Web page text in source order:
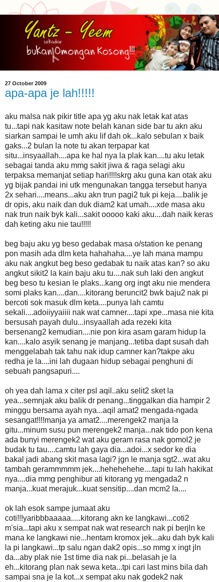
27 October 2009
apa-apa je lah!!!!!
aku malsa nak pikir title apa yg aku nak letak kat atas
tu...tapi nak kasitaw note belah kanan side bar tu akn aku
siarkan sampai le umh aku lif dah ok...kalo sebulan x baik
gaks...2 bulan la note tu akan terpapar kat
situ...insyaallah....apa ke hal nya la plak kan....tu aku letak
sebagai tanda aku mmg sakit jiwa & raga selagi aku
terpaksa memanjat setiap hari!!!!skrg aku guna kan otak aku
yg bijak pandai ini utk mengunakan tangga tersebut hanya
2x sehari....means...aku akn trun pagi2 tuk pi keja....balik je
dr opis, aku naik dan duk diam2 kat umah....xde masa aku
nak trun naik byk kali...sakit ooooo kaki aku....dah naik keras
dah keting aku nie tau!!!!!
beg baju aku yg beso gedabak masa o/station ke penang
pon masih ada dlm keta hahahaha....ye lah mana mampu
aku nak angkut beg beso gedabak tu naik atas kan? so aku
angkut sikit2 la kain baju aku tu....nak suh laki den angkut
beg beso tu kesian le plaks...kang org ingt aku nie mendera
somi plaks kan....dan....kitorang beruncit2 bwk baju2 nak pi
bercoti sok masuk dlm keta....punya lah camtu
sekali....adoiiyyaiiii nak wat camner....tapi xpe...masa nie kita
bersusah payah dulu...insyaallah ada rezeki kita
bersenang2 kemudian....nie pon kira asam garam hidup la
kan....kalo asyik senang je manjang...tetiba dapt susah dah
menggelabah tak tahu nak idup camner kan?takpe aku
redha je la....ini lah dugaan hidup sebagai penghuni di
sebuah pangsapuri....
oh yea dah lama x citer psl aqil..aku selit2 sket la
yea...semnjak aku balik dr penang...tinggalkan dia hampir 2
minggu bersama ayah nya...aqil amat2 mengada-ngada
sesangat!!!!manja ya amat2....merengek2 manja la
gitu...minum susu pun merengek2 manja...nak tido pon kena
ada bunyi merengek2 wat aku geram rasa nak gomol2 je
budak tu tau....camtu lah gaya dia...adoi...x sedor ke dia
bakal jadi abang skit masa lagi? jgn le manja sgt2...wat aku
tambah gerammmmm jek....hehehehehe....tapi tu lah hakikat
nya....dia mmg penghibur ati kitorang yg mengada2 n
manja...kuat merajuk...kuat sensitip....dan mcm2 la....
ok lah esok sampe jumaat aku
coti!!!yaribbbaaaaa.....kitorang akn ke langkawi...coti2
m'sia...tapi aku x sempat nak wat research nak pi berjln ke
mana ke langkawi nie...hentam kromox jek...aku dah byk kali
la pi langkawi...tp salu ngan dak2 opis...so mmg x ingt jln
da...aby plak nie 1st time dia nak pi...belasah je la
eh...kitorang plan nak sewa keta...tpi cari last mins bila dah
sampai sna je la kot...x sempat aku nak godek2 nak